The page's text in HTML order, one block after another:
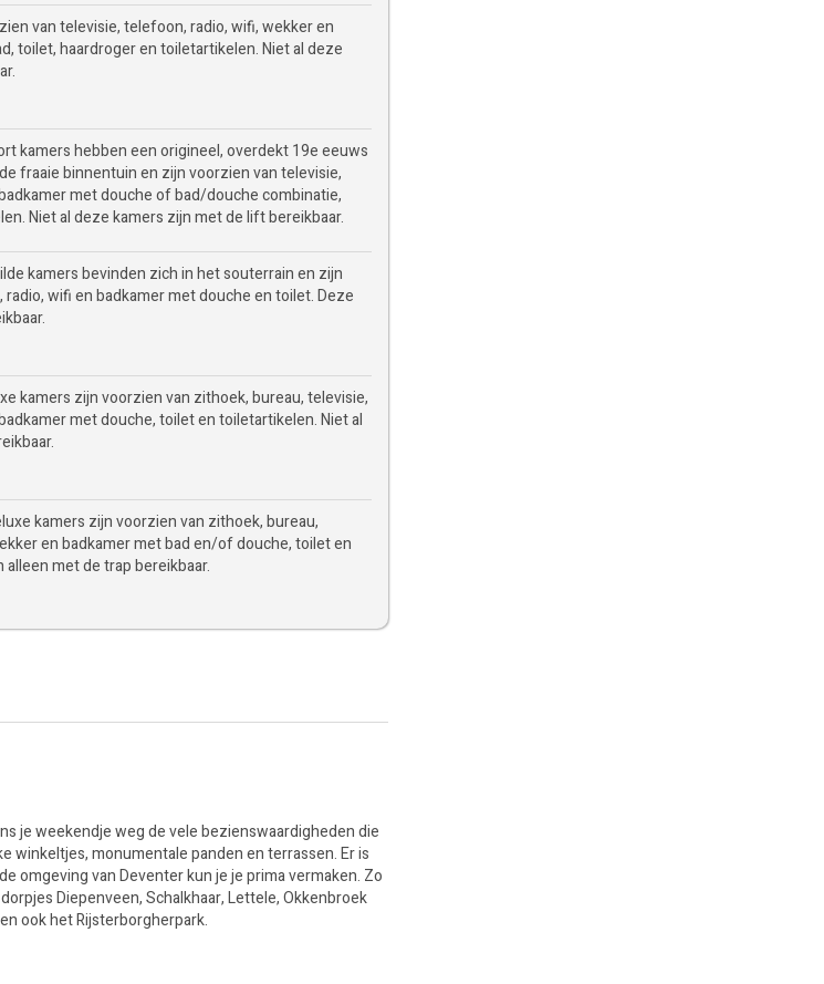
van televisie, telefoon, radio, wifi, wekker en
toilet, haardroger en toiletartikelen. Niet al deze
kamers hebben een origineel, overdekt 19e eeuws
fraaie binnentuin en zijn voorzien van televisie,
met douche of bad/douche combinatie,
Niet al deze kamers zijn met de lift bereikbaar.
kamers bevinden zich in het souterrain en zijn
wifi en badkamer met douche en toilet. Deze
kamers zijn voorzien van zithoek, bureau, televisie,
met douche, toilet en toiletartikelen. Niet al
kamers zijn voorzien van zithoek, bureau,
en badkamer met bad en/of douche, toilet en
met de trap bereikbaar.
je weekendje weg de vele bezienswaardigheden die
winkeltjes, monumentale panden en terrassen. Er is
omgeving van Deventer kun je je prima vermaken. Zo
Diepenveen, Schalkhaar, Lettele, Okkenbroek
ook het Rijsterborgherpark.